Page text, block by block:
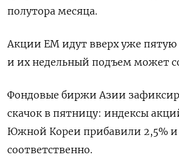
полутора месяца.
Акции EM идут вверх уже пятую
и их недельный подъем может
Фондовые биржи Азии
скачок в пятницу: индексы
Южной Кореи прибавили 2,5% и
соответственно.